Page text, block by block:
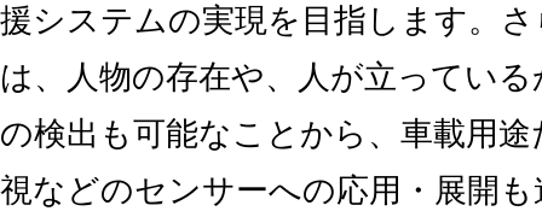
援システムの実現を目指します。
は、人物の存在や、人が立ってい
の検出も可能なことから、車載用
視などのセンサーへの応用・展開